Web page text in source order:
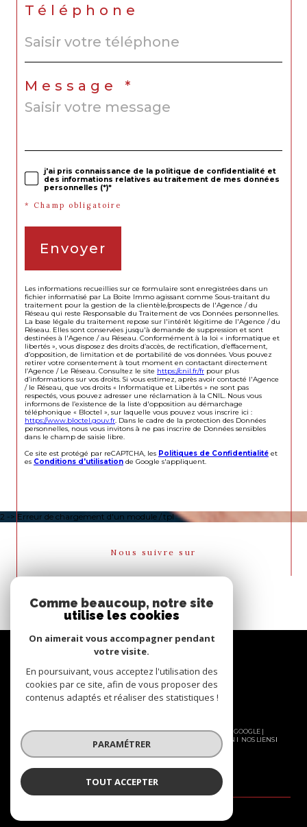
Téléphone
Message *
j'ai pris connaissance de la politique de confidentialité et
des informations relatives au traitement de mes données
personnelles (*)*
* Champ obligatoire
Envoyer
Les informations recueillies sur ce formulaire sont enregistrées dans un
fichier informatisé par La Boite Immo agissant comme Sous-traitant du
traitement pour la gestion de la clientèle/prospects de l'Agence / du
Réseau qui reste Responsable du Traitement de vos Données personnelles.
La base légale du traitement repose sur l'intérêt légitime de l'Agence / du
Réseau. Elles sont conservées jusqu'à demande de suppression et sont
destinées à l'Agence / au Réseau. Conformément à la loi « informatique et
libertés », vous disposez des droits d’accès, de rectification, d’effacement,
d’opposition, de limitation et de portabilité de vos données. Vous pouvez
retirer votre consentement à tout moment en contactant directement
l’Agence / Le Réseau. Consultez le site https://cnil.fr/fr pour plus
d’informations sur vos droits. Si vous estimez, après avoir contacté l'Agence
/ le Réseau, que vos droits « Informatique et Libertés » ne sont pas
respectés, vous pouvez adresser une réclamation à la CNIL. Nous vous
informons de l’existence de la liste d'opposition au démarchage
téléphonique « Bloctel », sur laquelle vous pouvez vous inscrire ici :
https://www.bloctel.gouv.fr . Dans le cadre de la protection des Données
personnelles, nous vous invitons à ne pas inscrire de Données sensibles
dans le champ de saisie libre.
Ce site est protégé par reCAPTCHA, les Politiques de Confidentialité et
es Conditions d'utilisation de Google s'appliquent.
2 -> Erreur de chargement d'un module /.tpl
Nous suivre sur
© 2026 | TOUS DROITS RÉSERVÉS | TRADUCTION POWERED BY GOOGLE |
PLAN DU SITE MENTIONS LÉGALES ADMIN
NOS LIENS
POLITIQUE RGPD
Comme beaucoup, notre site
utilise les cookies
On aimerait vous accompagner pendant
votre visite.
En poursuivant, vous acceptez l'utilisation des
cookies par ce site, afin de vous proposer des
contenus adaptés et réaliser des statistiques !
PARAMÉTRER
TOUT ACCEPTER